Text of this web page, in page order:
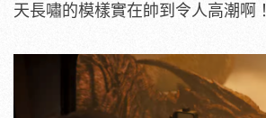
天長嘯的模樣實在帥到令人高潮啊！